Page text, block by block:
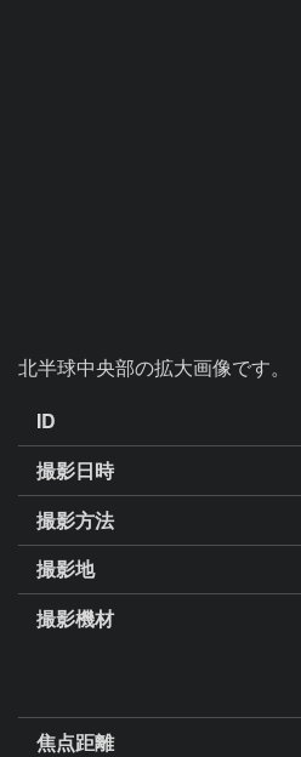
北半球中央部の拡大画像です。
ID
撮影日時
撮影方法
撮影地
撮影機材
焦点距離